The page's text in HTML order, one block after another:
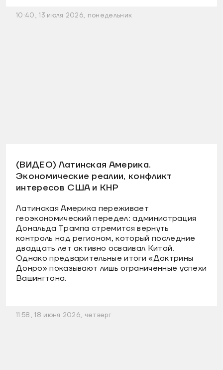
10:40, 13 июля 2026, понедельник
(ВИДЕО) Латинская Америка.
Экономические реалии, конфликт
интересов США и КНР
Латинская Америка переживает
геоэкономический передел: администрация
Дональда Трампа стремится вернуть
контроль над регионом, который последние
двадцать лет активно осваивал Китай.
Однако предварительные итоги «Доктрины
Донро» показывают лишь ограниченные успехи
Вашингтона.
11:58, 18 июня 2026, четверг